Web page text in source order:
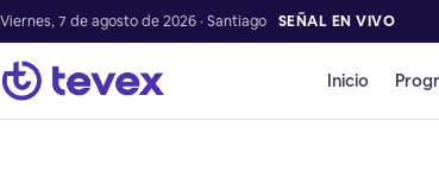
Viernes, 7 de agosto de 2026 · Santiago SEÑAL EN VIVO
Inicio